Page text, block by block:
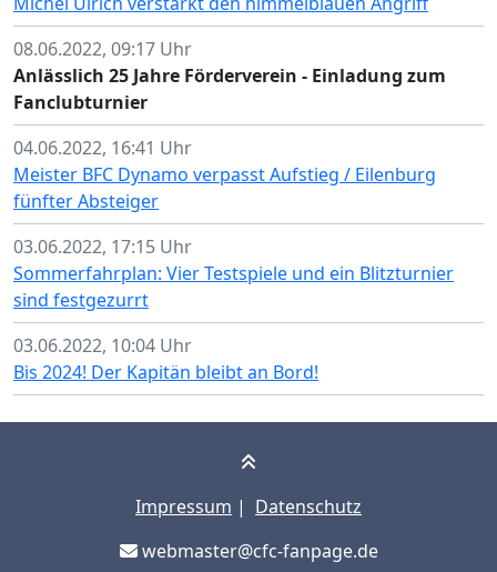
08.06.2022, 09:17 Uhr
Anlässlich 25 Jahre Förderverein - Einladung zum
Fanclubturnier
04.06.2022, 16:41 Uhr
Meister BFC Dynamo verpasst Aufstieg / Eilenburg
fünfter Absteiger
03.06.2022, 17:15 Uhr
Sommerfahrplan: Vier Testspiele und ein Blitzturnier
sind festgezurrt
03.06.2022, 10:04 Uhr
Bis 2024! Der Kapitän bleibt an Bord!
Impressum | Datenschutz
webmaster@cfc-fanpage.de